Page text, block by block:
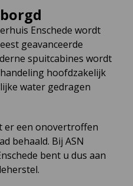
Enschede wordt
geavanceerde
spuitcabines wordt
hoofdzakelijk
water gedragen
er een onovertroffen
behaald. Bij ASN
bent u dus aan